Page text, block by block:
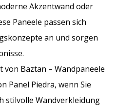
Akzentwand oder
Paneele passen sich
an und sorgen
von Baztan – Wandpaneele
Panel Piedra, wenn Sie
stilvolle Wandverkleidung